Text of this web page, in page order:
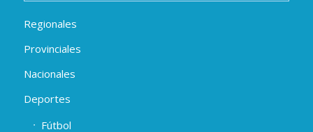
Regionales
Provinciales
Nacionales
Deportes
Fútbol